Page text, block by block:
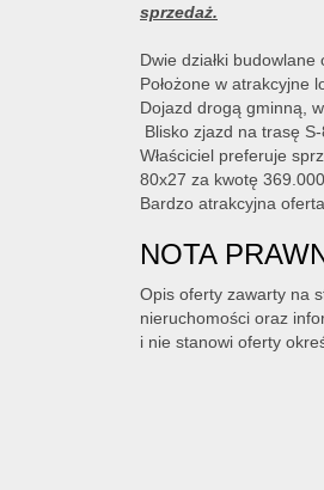
sprzedaż.
Dwie działki
Położone w atrakcyjne
Dojazd drogą gminną,
Blisko zjazd na trasę
Właściciel preferuje
80x27 za kwotę
Bardzo atrakcyjna
NOTA
Opis oferty zawarty na
nieruchomości oraz
i nie stanowi oferty